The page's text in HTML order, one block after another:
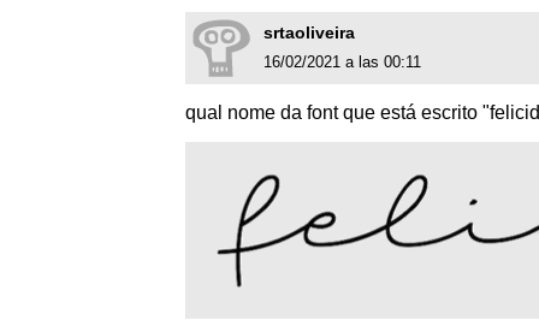
srtaoliveira
16/02/2021 a las 00:11
qual nome da font que está escrito